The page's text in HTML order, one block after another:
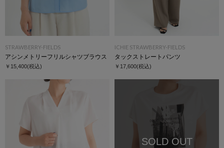
STRAWBERRY-FIELDS
アシンメトリーフリルシャツブラウス
￥15,400(税込)
ICHIE STRAWBERRY-FIELDS
タックストレートパンツ
￥17,600(税込)
SOLD OUT